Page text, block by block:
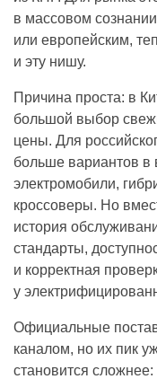
в массовом
или европейским,
и эту нишу.
Причина проста: в
большой выбор
цены. Для
больше вариантов в
электромобили,
кроссоверы. Но
история
стандарты,
и корректная
у
Официальные
каналом, но их пик
становится